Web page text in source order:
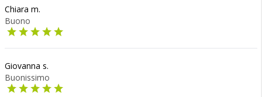
Chiara m.
Buono
Giovanna s.
Buonissimo